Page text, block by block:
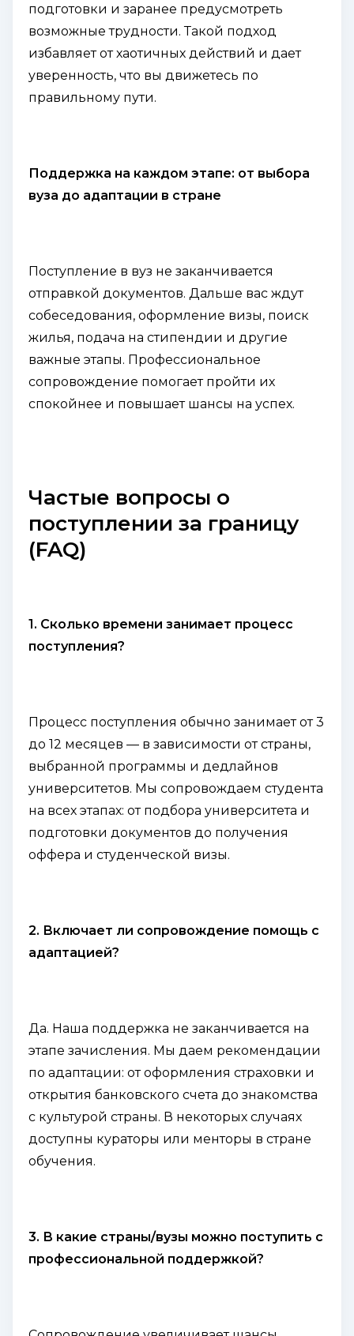
подготовки и заранее предусмотреть
возможные трудности. Такой подход
избавляет от хаотичных действий и дает
уверенность, что вы движетесь по
правильному пути.
Поддержка на каждом этапе: от выбора
вуза до адаптации в стране
Поступление в вуз не заканчивается
отправкой документов. Дальше вас ждут
собеседования, оформление визы, поиск
жилья, подача на стипендии и другие
важные этапы. Профессиональное
сопровождение помогает пройти их
спокойнее и повышает шансы на успех.
Частые вопросы о
поступлении за границу
(FAQ)
1. Сколько времени занимает процесс
поступления?
Процесс поступления обычно занимает от 3
до 12 месяцев — в зависимости от страны,
выбранной программы и дедлайнов
университетов. Мы сопровождаем студента
на всех этапах: от подбора университета и
подготовки документов до получения
оффера и студенческой визы.
2. Включает ли сопровождение помощь с
адаптацией?
Да. Наша поддержка не заканчивается на
этапе зачисления. Мы даем рекомендации
по адаптации: от оформления страховки и
открытия банковского счета до знакомства
с культурой страны. В некоторых случаях
доступны кураторы или менторы в стране
обучения.
3. В какие страны/вузы можно поступить с
профессиональной поддержкой?